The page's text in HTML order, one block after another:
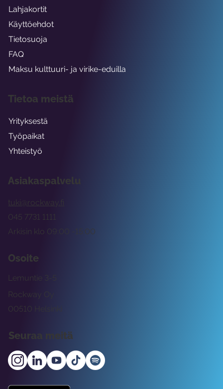
Asiakaspalvelu
tuki@rockway.fi
Arkisin klo 09:00 -15:00
045 7731 1111
Osoite
Rockway Oy
Lemuntie 3-5
00510 Helsinki
Seuraa meitä
Lahjakortit
Käyttöehdot
Tietosuoja
FAQ
Maksu kulttuuri- ja virike-eduilla
Tietoa meistä
Yrityksestä
Työpaikat
Yhteistyö